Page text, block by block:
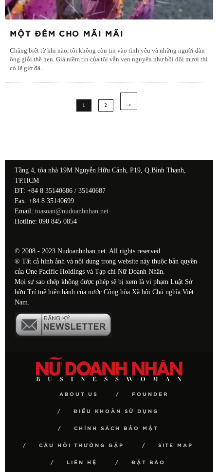
MỘT ĐÊM CHO MÃI MÃI
Chẳng biết từ khi nào, tôi không còn tin vào tình yêu và những người đàn
ông giỏi thề hẹn. Giá niềm tin của tôi vẫn vẹn nguyên như hồi đôi mươi thì
có lẽ giờ đâ
1 2
Tầng 4, tòa nhà 19M Nguyễn Hữu Cảnh, P19, Q.Bình Thạnh,
TP.HCM
ĐT: +84 8 35140686 / 35140687
Fax: +84 8 35140699
Email: toasoan@nudoanhnhan.net
Hotline: 090 845 0854
© 2008 - 2023 Nudoanhnhan.net. All rights reserved
® Tất cả hình ảnh và nội dung trong website này thuộc bản quyền
của One Pacific Holdings và Tạp chí Nữ Doanh Nhân.
Mọi sự sao chép không được phép sẽ bị xem là vi phạm Luật Sở
hữu Trí tuệ hiện hành của nước Cộng hòa Xã hội Chủ nghĩa Việt
Nam.
ABOUT US FOUNDER
ĐIỀU KHOẢN SỬ DỤNG
CHÍNH SÁCH BẢO MẬT
CÂU HỎI THƯỜNG GẶP SITE MAP
LIÊN HỆ ĐẶT BÁO